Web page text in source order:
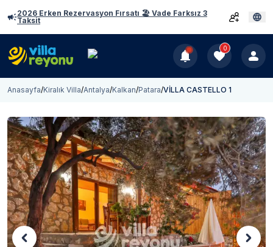
2026 Erken Rezervasyon Fırsatı 🏖️ Vade Farksız 3
Taksit
0
Anasayfa/Kiralık Villa/Antalya/Kalkan/Patara/VİLLA CASTELLO 1